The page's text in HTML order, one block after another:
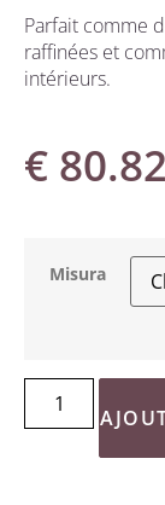
Parfait comme
raffinées et
intérieurs.
€ 80.82
Misura